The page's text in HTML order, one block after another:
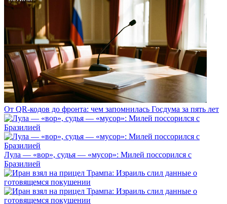
От QR-кодов до фронта: чем запомнилась Госдума за пять лет
Лула — «вор», судья — «мусор»: Милей поссорился с
Бразилией